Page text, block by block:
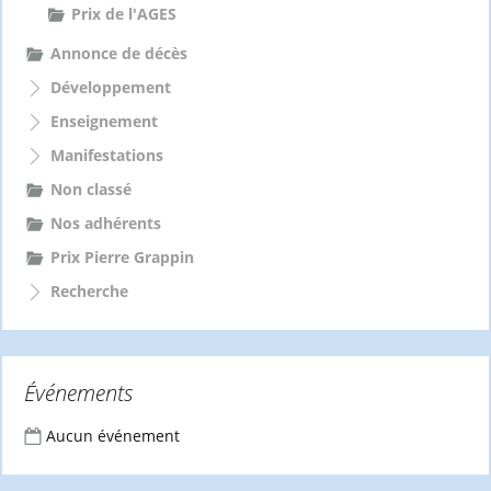
Prix de l'AGES
Annonce de décès
Développement
Enseignement
Manifestations
Non classé
Nos adhérents
Prix Pierre Grappin
Recherche
Événements
Aucun événement